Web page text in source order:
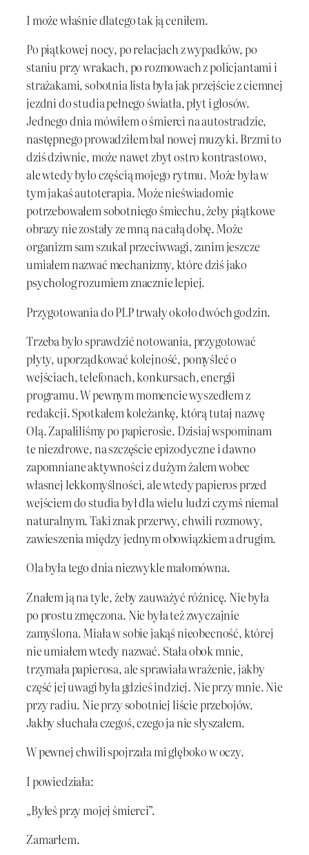
I może właśnie dlatego tak ją ceniłem.
Po piątkowej nocy, po relacjach z wypadków, po
staniu przy wrakach, po rozmowach z policjantami i
strażakami, sobotnia lista była jak przejście z ciemnej
jezdni do studia pełnego światła, płyt i głosów.
Jednego dnia mówiłem o śmierci na autostradzie,
następnego prowadziłem bal nowej muzyki. Brzmi to
dziś dziwnie, może nawet zbyt ostro kontrastowo,
ale wtedy było częścią mojego rytmu. Może była w
tym jakaś autoterapia. Może nieświadomie
potrzebowałem sobotniego śmiechu, żeby piątkowe
obrazy nie zostały ze mną na całą dobę. Może
organizm sam szukał przeciwwagi, zanim jeszcze
umiałem nazwać mechanizmy, które dziś jako
psycholog rozumiem znacznie lepiej.
Przygotowania do PLP trwały około dwóch godzin.
Trzeba było sprawdzić notowania, przygotować
płyty, uporządkować kolejność, pomyśleć o
wejściach, telefonach, konkursach, energii
programu. W pewnym momencie wyszedłem z
redakcji. Spotkałem koleżankę, którą tutaj nazwę
Olą. Zapaliliśmy po papierosie. Dzisiaj wspominam
te niezdrowe, na szczęście epizodyczne i dawno
zapomniane aktywności z dużym żalem wobec
własnej lekkomyślności, ale wtedy papieros przed
wejściem do studia był dla wielu ludzi czymś niemal
naturalnym. Taki znak przerwy, chwili rozmowy,
zawieszenia między jednym obowiązkiem a drugim.
Ola była tego dnia niezwykle małomówna.
Znałem ją na tyle, żeby zauważyć różnicę. Nie była
po prostu zmęczona. Nie była też zwyczajnie
zamyślona. Miała w sobie jakąś nieobecność, której
nie umiałem wtedy nazwać. Stała obok mnie,
trzymała papierosa, ale sprawiała wrażenie, jakby
część jej uwagi była gdzieś indziej. Nie przy mnie. Nie
przy radiu. Nie przy sobotniej liście przebojów.
Jakby słuchała czegoś, czego ja nie słyszałem.
W pewnej chwili spojrzała mi głęboko w oczy.
I powiedziała:
„Byłeś przy mojej śmierci”.
Zamarłem.